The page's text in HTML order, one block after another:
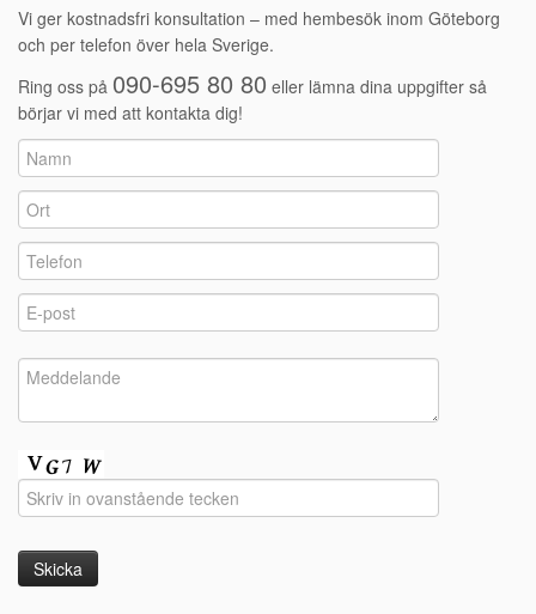
Vi ger kostnadsfri konsultation – med hembesök inom Göteborg
och per telefon över hela Sverige.
Ring oss på 090-695 80 80 eller lämna dina uppgifter så
börjar vi med att kontakta dig!